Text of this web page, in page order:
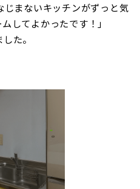
じまないキッチンがずっと気
してよかったです！」
た。